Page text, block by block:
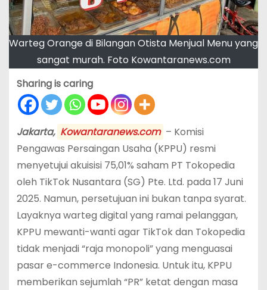
Warteg Orange di Bilangan Otista Menjual Menu yang
sangat murah. Foto Kowantaranews.com
Sharing is caring
Jakarta, Kowantaranews.com – Komisi
Pengawas Persaingan Usaha (KPPU) resmi
menyetujui akuisisi 75,01% saham PT Tokopedia
oleh TikTok Nusantara (SG) Pte. Ltd. pada 17 Juni
2025. Namun, persetujuan ini bukan tanpa syarat.
Layaknya warteg digital yang ramai pelanggan,
KPPU mewanti-wanti agar TikTok dan Tokopedia
tidak menjadi “raja monopoli” yang menguasai
pasar e-commerce Indonesia. Untuk itu, KPPU
memberikan sejumlah “PR” ketat dengan masa